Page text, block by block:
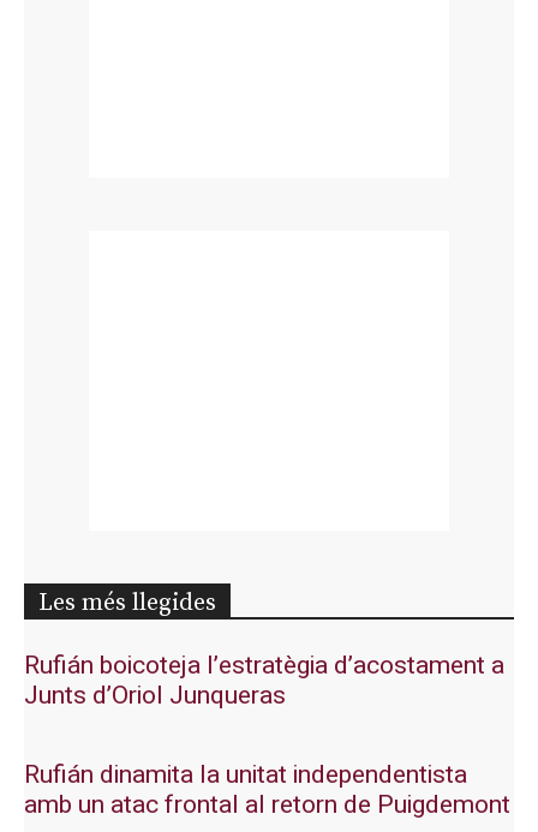
Les més llegides
Rufián boicoteja l’estratègia d’acostament a
Junts d’Oriol Junqueras
Rufián dinamita la unitat independentista
amb un atac frontal al retorn de Puigdemont